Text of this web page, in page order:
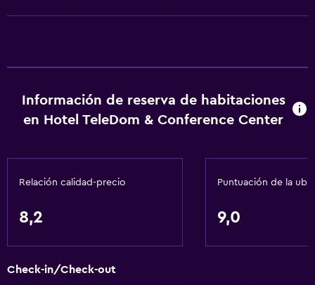
Recepción 24 horas
Casilleros
Teléfono
Espacio de almacenamiento
Servicios básicos
Internet
Extinguidor
Información de reserva de habitaciones
en Hotel TeleDom & Conference Center
Relación calidad-precio
8,2
Puntuación de la
9,0
Check-in/Check-out